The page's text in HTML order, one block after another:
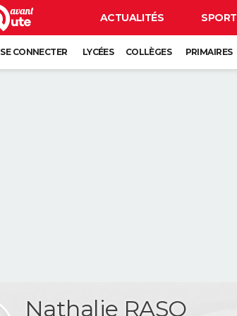
ACTUALITÉS SPORT
SE CONNECTER LYCÉES COLLÈGES PRIMAIRES
Nathalie RASO